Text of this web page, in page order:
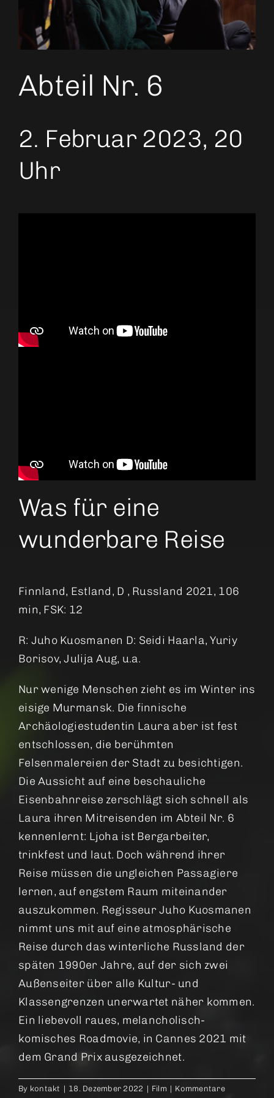
Abteil Nr. 6
2. Februar 2023, 20
Uhr
Was für eine
wunderbare Reise
Finnland, Estland, D , Russland 2021, 106
min, FSK: 12
R: Juho Kuosmanen D: Seidi Haarla, Yuriy
Borisov, Julija Aug, u.a.
Nur wenige Menschen zieht es im Winter ins
eisige Murmansk. Die finnische
Archäologiestudentin Laura aber ist fest
entschlossen, die berühmten
Felsenmalereien der Stadt zu besichtigen.
Die Aussicht auf eine beschauliche
Eisenbahnreise zerschlägt sich schnell als
Laura ihren Mitreisenden im Abteil Nr. 6
kennenlernt: Ljoha ist Bergarbeiter,
trinkfest und laut. Doch während ihrer
Reise müssen die ungleichen Passagiere
lernen, auf engstem Raum miteinander
auszukommen. Regisseur Juho Kuosmanen
nimmt uns mit auf eine atmosphärische
Reise durch das winterliche Russland der
späten 1990er Jahre, auf der sich zwei
Außenseiter über alle Kultur- und
Klassengrenzen unerwartet näher kommen.
Ein liebevoll raues, melancholisch-
komisches Roadmovie, in Cannes 2021 mit
dem Grand Prix ausgezeichnet.
By kontakt | 18. Dezember 2022 | Film | Kommentare